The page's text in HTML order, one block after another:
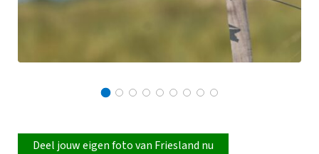
Deel jouw eigen foto van Friesland nu